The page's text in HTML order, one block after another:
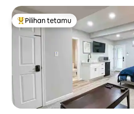
Pilihan utama tetamu
Pilihan tetamu